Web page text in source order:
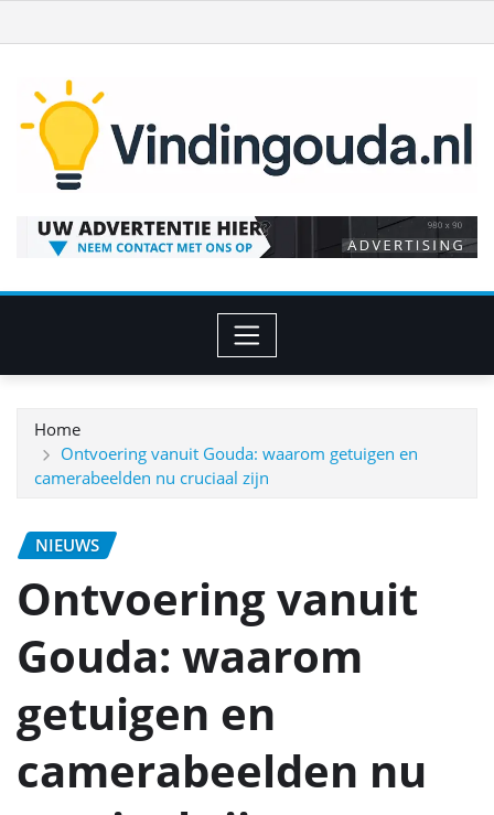
naar
inhoud
Home
Ontvoering vanuit Gouda: waarom getuigen en
camerabeelden nu cruciaal zijn
NIEUWS
Ontvoering vanuit
Gouda: waarom
getuigen en
camerabeelden nu